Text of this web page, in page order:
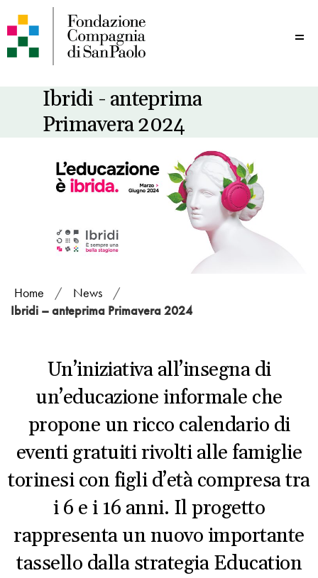
Ibridi - anteprima
Primavera 2024
Home / News
/
Ibridi – anteprima Primavera 2024
Un’iniziativa all’insegna di
un’educazione informale che
propone un ricco calendario di
eventi gratuiti rivolti alle famiglie
torinesi con figli d’età compresa tra
i 6 e i 16 anni. Il progetto
rappresenta un nuovo importante
tassello dalla strategia Education